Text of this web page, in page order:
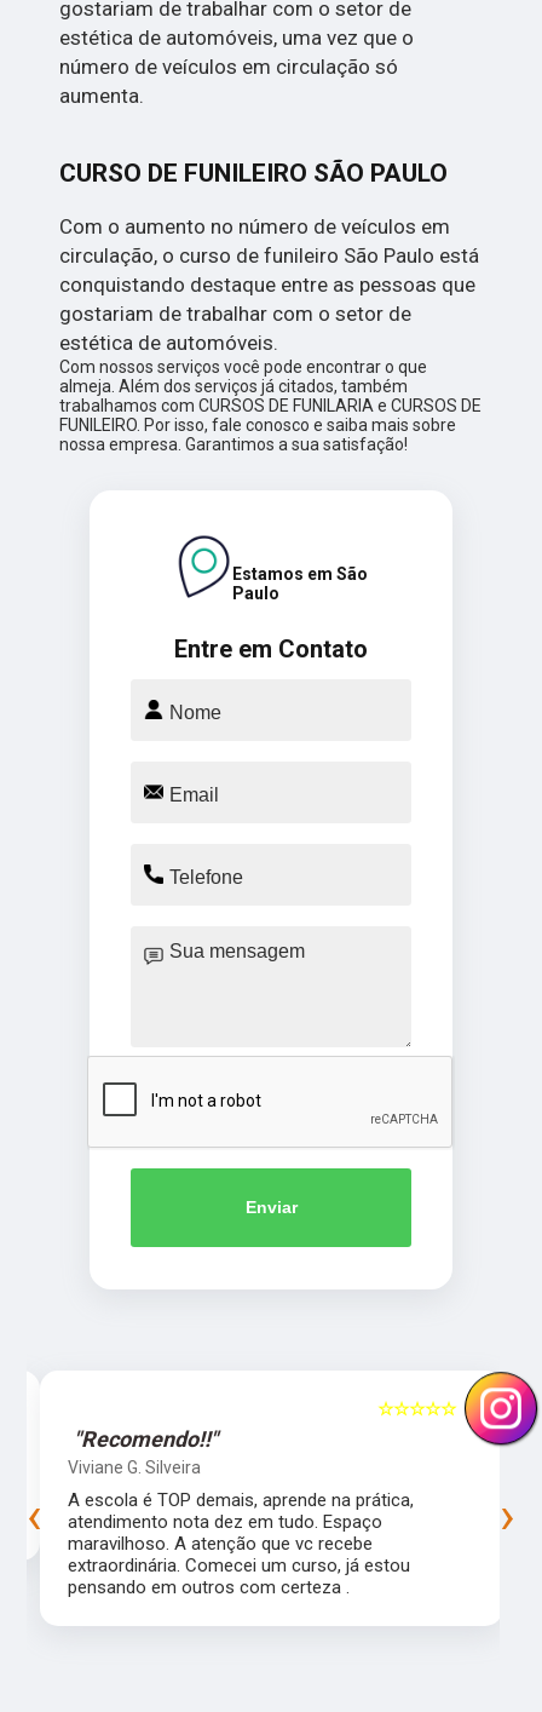
gostariam de trabalhar com o setor de
estética de automóveis, uma vez que o
número de veículos em circulação só
aumenta.
CURSO DE FUNILEIRO SÃO PAULO
Com o aumento no número de veículos em
circulação, o curso de funileiro São Paulo está
conquistando destaque entre as pessoas que
gostariam de trabalhar com o setor de
estética de automóveis.
Com nossos serviços você pode encontrar o que
almeja. Além dos serviços já citados, também
trabalhamos com CURSOS DE FUNILARIA e CURSOS DE
FUNILEIRO. Por isso, fale conosco e saiba mais sobre
nossa empresa. Garantimos a sua satisfação!
Entre em Contato
Estamos em São
Paulo
Enviar
5
☆☆☆☆☆
"Recomendo!!"
Viviane G. Silveira
A escola é TOP demais, aprende na prática,
atendimento nota dez em tudo. Espaço
maravilhoso. A atenção que vc recebe
extraordinária. Comecei um curso, já estou
pensando em outros com certeza .
‹ ›